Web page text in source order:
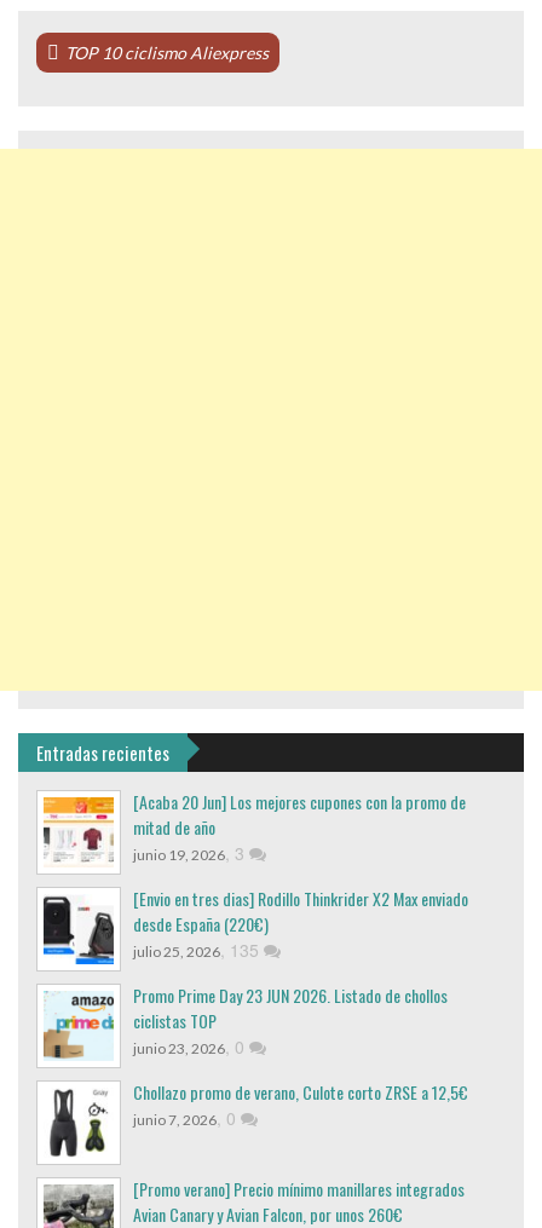
TOP 10 ciclismo Aliexpress
Entradas recientes
[Acaba 20 Jun] Los mejores cupones con la promo de
mitad de año
junio 19, 2026, 3
[Envio en tres dias] Rodillo Thinkrider X2 Max enviado
desde España (220€)
julio 25, 2026, 135
Promo Prime Day 23 JUN 2026. Listado de chollos
ciclistas TOP
junio 23, 2026, 0
Chollazo promo de verano, Culote corto ZRSE a 12,5€
junio 7, 2026, 0
[Promo verano] Precio mínimo manillares integrados
Avian Canary y Avian Falcon, por unos 260€